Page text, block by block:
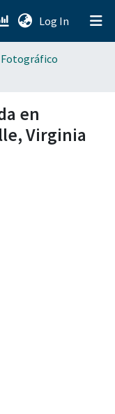
Log In (current)
en
Virginia